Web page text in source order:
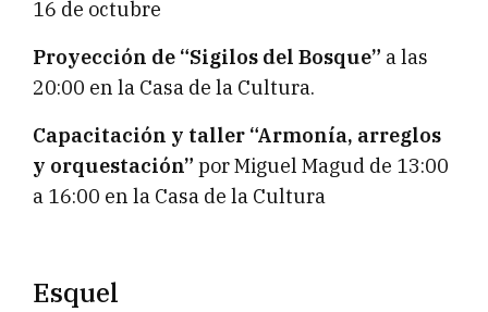
16 de octubre
Proyección de “Sigilos del Bosque” a las
20:00 en la Casa de la Cultura.
Capacitación y taller “Armonía, arreglos
y orquestación” por Miguel Magud de 13:00
a 16:00 en la Casa de la Cultura
Esquel